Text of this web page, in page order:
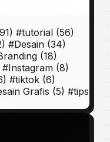
#tutorial (56)
#Desain (34)
(18)
#Instagram (8)
#tiktok (6)
Grafis (5) #tips